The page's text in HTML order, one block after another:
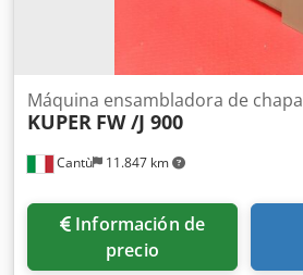
Cantù 11.847 km
Máquina ensambladora de chapa
KUPER FW /J 900
Información de
precio